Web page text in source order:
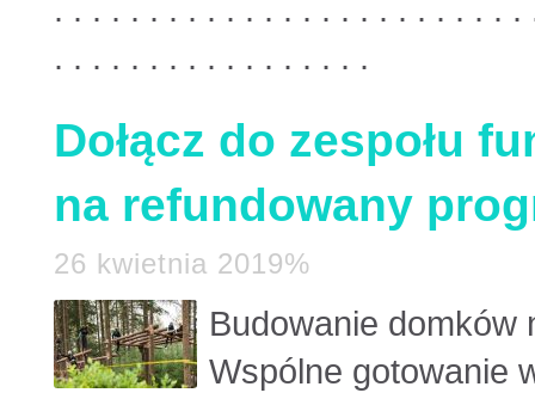
. . . . . . . . . . . . . . . . . . . . . . . .
. . . . . . . . . . . . . . . . .
Dołącz do zespołu
na refundowany
26 kwietnia 2019%
Budowanie domków
Wspólne gotowanie